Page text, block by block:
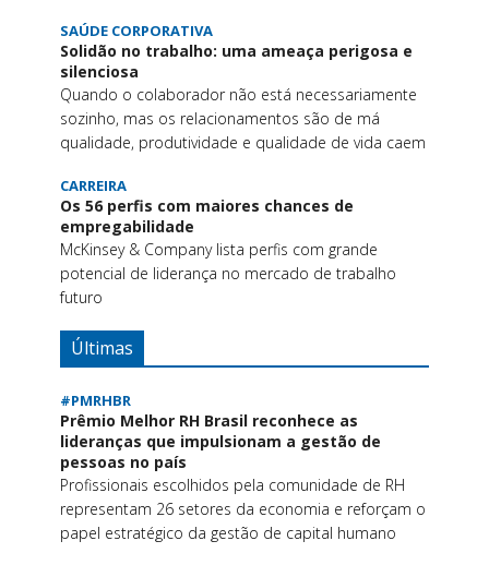
SAÚDE CORPORATIVA
Solidão no trabalho: uma ameaça perigosa e
silenciosa
Quando o colaborador não está necessariamente
sozinho, mas os relacionamentos são de má
qualidade, produtividade e qualidade de vida caem
CARREIRA
Os 56 perfis com maiores chances de
empregabilidade
McKinsey & Company lista perfis com grande
potencial de liderança no mercado de trabalho
futuro
Últimas
#PMRHBR
Prêmio Melhor RH Brasil reconhece as
lideranças que impulsionam a gestão de
pessoas no país
Profissionais escolhidos pela comunidade de RH
representam 26 setores da economia e reforçam o
papel estratégico da gestão de capital humano